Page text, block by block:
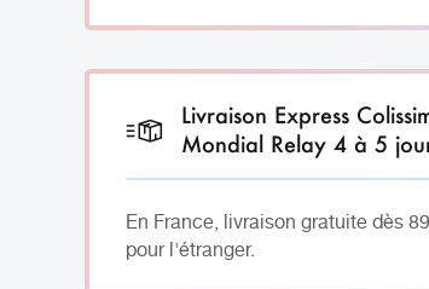
Livraison Express
Mondial Relay 4 à 5
En France, livraison gratuite dès
pour l'étranger.